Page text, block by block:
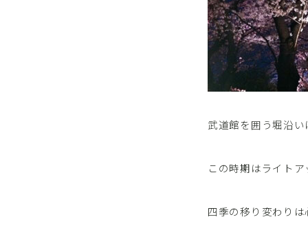
武道館を囲う堀沿
この時期はライト
四季の移り変わり